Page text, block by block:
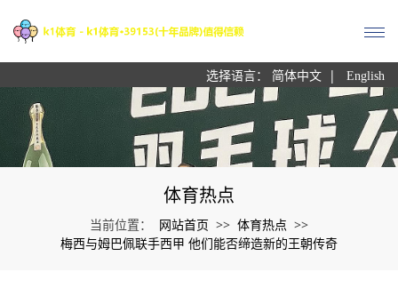
选择语言： 简体中文 | English
体育热点
当前位置： 网站首页 >> 体育热点 >>
梅西与姆巴佩联手西甲 他们能否缔造新的王朝传奇